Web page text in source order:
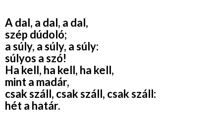
A dal, a dal, a dal,
szép dúdoló;
a súly, a súly, a súly:
súlyos a szó!
Ha kell, ha kell, ha kell,
mint a madár,
csak száll, csak száll, csak száll:
hét a határ.